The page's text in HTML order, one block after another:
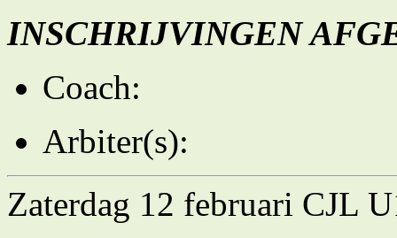
INSCHRIJVINGEN
Coach:
Arbiter(s):
Zaterdag 12 februari CJL